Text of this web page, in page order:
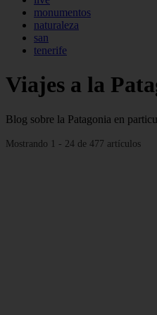
monumentos
naturaleza
san
tenerife
Viajes a la
Blog sobre la Patagonia en
Mostrando 1 - 24 de 477 artículos